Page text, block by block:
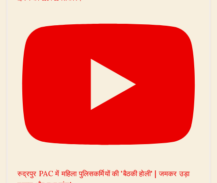
रुद्रपुर PAC में महिला पुलिसकर्मियों की 'बैठकी होली' | जमकर उड़ा